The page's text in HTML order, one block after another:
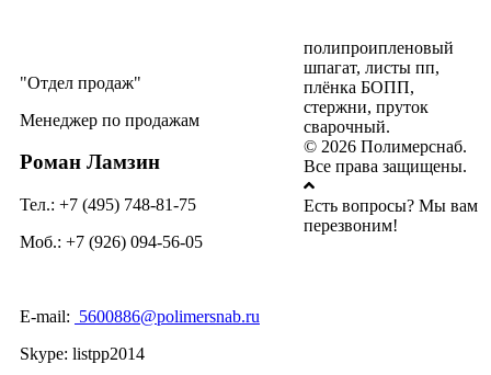
Отдел продаж
Менеджер по продажам
Роман Ламзин
Тел.: +7 (495) 748-81-75
Моб.: +7 (926) 094-56-05
E-mail: 5600886@polimersnab.ru
Skype: listpp2014
полипроипленовый
шпагат, листы пп,
плёнка БОПП,
стержни, пруток
сварочный.
© 2026 Полимерснаб.
Все права защищены.
Есть вопросы? Мы вам
перезвоним!